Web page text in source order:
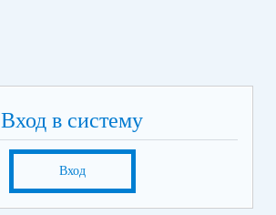
Вход в систему
Вход